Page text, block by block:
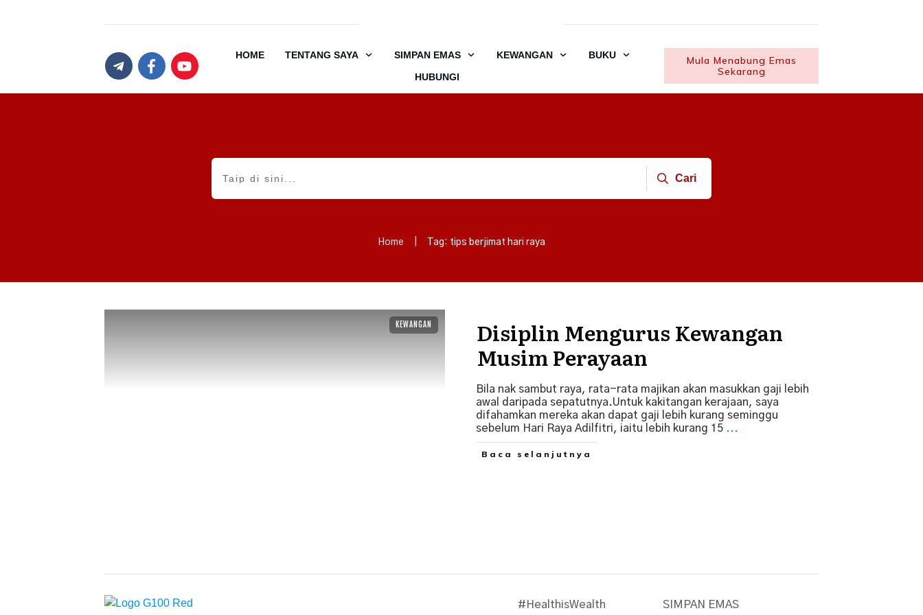
HOME TENTANG SAYA SIMPAN EMAS KEWANGAN
BUKU
HUBUNGI
Mula Menabung Emas
Sekarang
Cari
Home Tag: tips berjimat hari raya
KEWANGAN
Disiplin Mengurus Kewangan
Musim Perayaan
Bila nak sambut raya, rata-rata majikan akan masukkan gaji lebih
awal daripada sepatutnya.Untuk kakitangan kerajaan, saya
difahamkan mereka akan dapat gaji lebih kurang seminggu
sebelum Hari Raya Adilfitri, iaitu lebih kurang 15 ...
Baca selanjutnya
#HealthisWealth SIMPAN EMAS